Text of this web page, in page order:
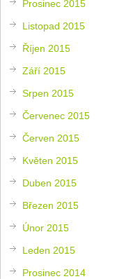
Prosinec 2015
Listopad 2015
Říjen 2015
Září 2015
Srpen 2015
Červenec 2015
Červen 2015
Květen 2015
Duben 2015
Březen 2015
Únor 2015
Leden 2015
Prosinec 2014